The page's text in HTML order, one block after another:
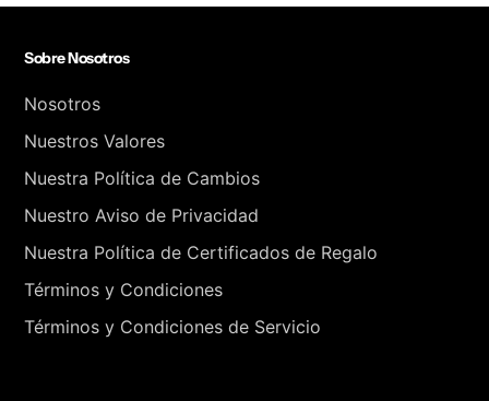
Sobre Nosotros
Nosotros
Nuestros Valores
Nuestra Política de Cambios
Nuestro Aviso de Privacidad
Nuestra Política de Certificados de Regalo
Términos y Condiciones
Términos y Condiciones de Servicio